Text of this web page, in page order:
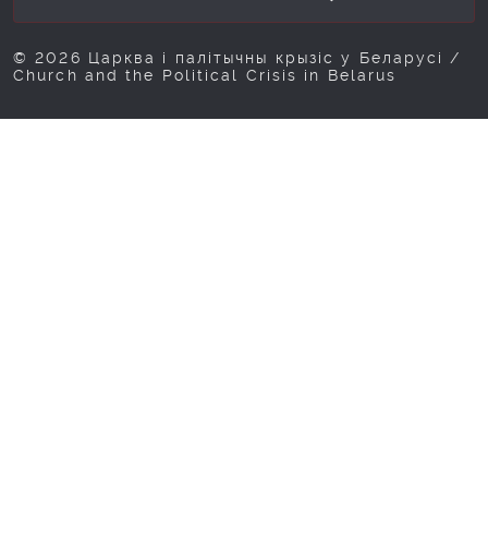
© 2026 Царква і палітычны крызіс у Беларусі /
Church and the Political Crisis in Belarus